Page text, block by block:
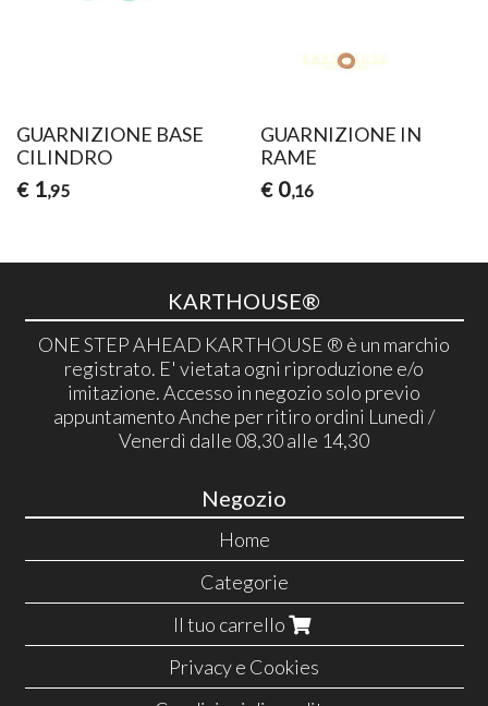
GUARNIZIONE BASE
CILINDRO
€ 1,95
GUARNIZIONE IN
RAME
€ 0,16
KARTHOUSE®
ONE STEP AHEAD KARTHOUSE ® è un marchio
registrato. E' vietata ogni riproduzione e/o
imitazione. Accesso in negozio solo previo
appuntamento Anche per ritiro ordini Lunedì /
Venerdì dalle 08,30 alle 14,30
Negozio
Home
Categorie
Il tuo carrello
Privacy e Cookies